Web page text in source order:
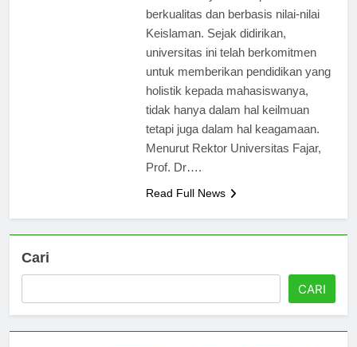
dikenal menyediakan pendidikan
berkualitas dan berbasis nilai-nilai
Keislaman. Sejak didirikan,
universitas ini telah berkomitmen
untuk memberikan pendidikan yang
holistik kepada mahasiswanya,
tidak hanya dalam hal keilmuan
tetapi juga dalam hal keagamaan.
Menurut Rektor Universitas Fajar,
Cari
CARI